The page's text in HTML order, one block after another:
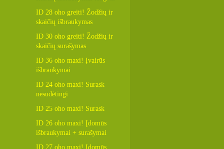
ID 28 oho greiti! Žodžių ir
skaičių išbraukymas
ID 30 oho greiti! Žodžių ir
skaičių surašymas
ID 36 oho maxi! Įvairūs
išbraukymai
ID 24 oho maxi! Surask
nesudėtingi
ID 25 oho maxi! Surask
ID 26 oho maxi! Įdomūs
išbraukymai + surašymai
ID 27 oho maxi! Įdomūs